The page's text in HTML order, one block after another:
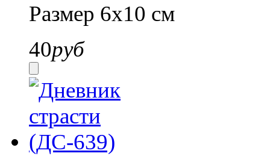
Размер 6х10 см
40руб